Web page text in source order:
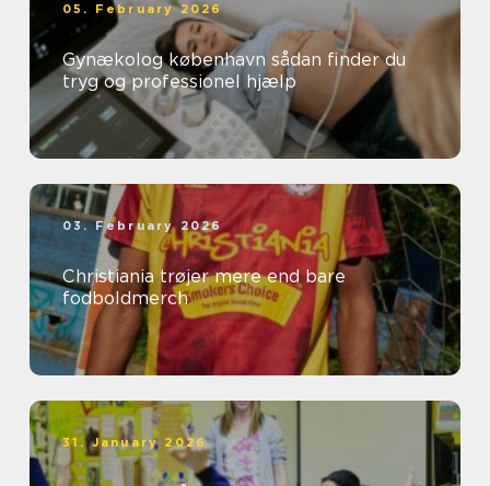
05. February 2026
Gynækolog københavn sådan finder du
tryg og professionel hjælp
03. February 2026
Christiania trøjer mere end bare
fodboldmerch
31. January 2026